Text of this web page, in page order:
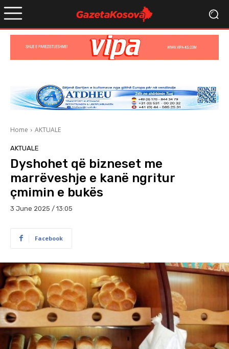
Home AKTUALE
AKTUALE
Dyshohet që bizneset me
marrëveshje e kanë ngritur
çmimin e bukës
3 June 2025 / 13:05
Facebook